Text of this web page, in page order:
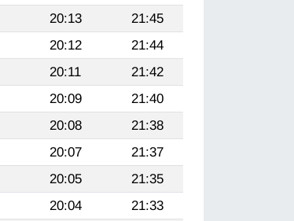
20:13
21:45
20:12
21:44
20:11
21:42
20:09
21:40
20:08
21:38
20:07
21:37
20:05
21:35
20:04
21:33